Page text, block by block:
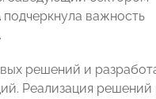
подчеркнула важность
решений и
Реализация решений